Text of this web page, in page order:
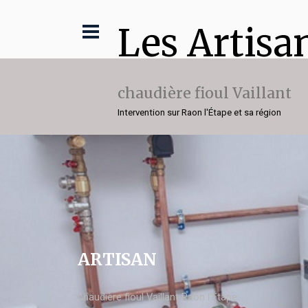
Les
chaudière fioul Vaillant
Intervention sur Raon l'Étape et sa région
ARTISAN
chaudière fioul Vaillant Raon l'Étape